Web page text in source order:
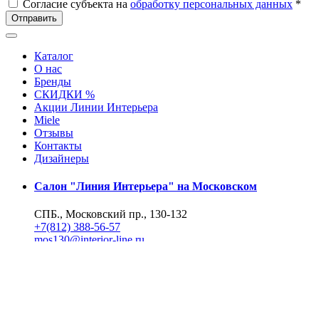
Согласие субъекта на обработку персональных данных *
Отправить
Каталог
О нас
Бренды
СКИДКИ %
Акции Линии Интерьера
Miele
Отзывы
Контакты
Дизайнеры
Салон "Линия Интерьера" на Московском
СПБ., Московский пр., 130-132
+7(812) 388-56-57
mos130@interior-line.ru